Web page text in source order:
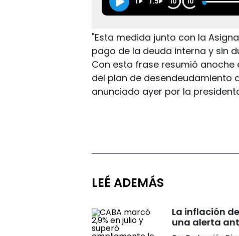
"Esta medida junto con la
pago de la deuda interna y sin
Con esta frase resumió anoche
del plan de desendeudamiento
anunciado ayer por la
LEÉ ADEMÁS
La inflación
una alerta